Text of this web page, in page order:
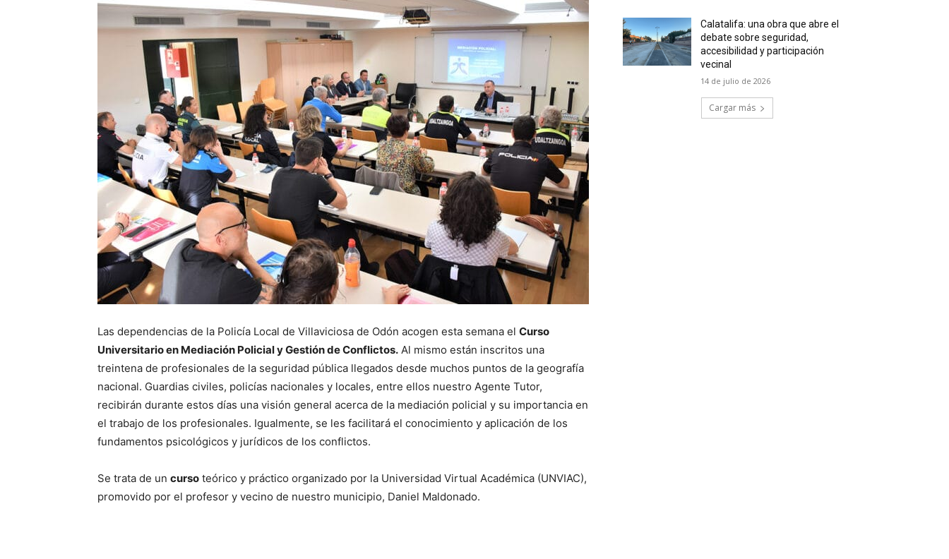
Las dependencias de la Policía Local de Villaviciosa de Odón acogen esta semana el Curso
Universitario en Mediación Policial y Gestión de Conflictos. Al mismo están inscritos una
treintena de profesionales de la seguridad pública llegados desde muchos puntos de la geografía
nacional. Guardias civiles, policías nacionales y locales, entre ellos nuestro Agente Tutor,
recibirán durante estos días una visión general acerca de la mediación policial y su importancia en
el trabajo de los profesionales. Igualmente, se les facilitará el conocimiento y aplicación de los
fundamentos psicológicos y jurídicos de los conflictos.
Se trata de un curso teórico y práctico organizado por la Universidad Virtual Académica (UNVIAC),
promovido por el profesor y vecino de nuestro municipio, Daniel Maldonado.
Calatalifa: una obra que abre el
debate sobre seguridad,
accesibilidad y participación
vecinal
14 de julio de 2026
Cargar más